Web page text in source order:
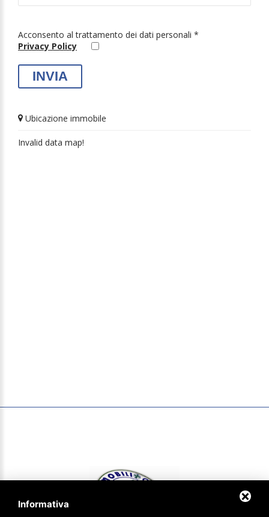
Acconsento al trattamento dei dati personali *
Privacy Policy
Ubicazione immobile
Invalid data map!
Informativa